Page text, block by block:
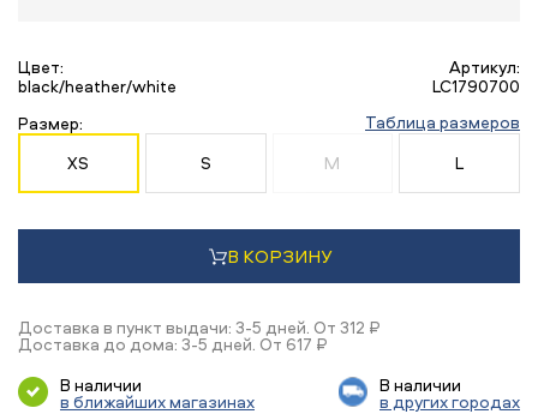
Цвет:
black/heather/white
Артикул:
LC1790700
Размер:
Таблица размеров
XS
S M L
В КОРЗИНУ
Доставка в пункт выдачи: 3-5 дней. От 312 ₽
Доставка до дома: 3-5 дней. От 617 ₽
В наличии
в ближайших магазинах
В наличии
в других городах